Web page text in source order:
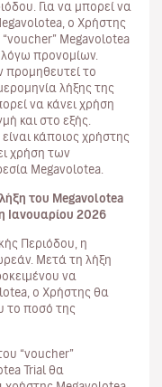
Για να μπορεί να
ο Χρήστης
Megavolotea
προνομίων.
προμηθευτεί το
λήξης της
να κάνει χρήση
και στο εξής.
κάποιος χρήστης
χρήση των
Megavolotea.
του Megavolotea
Ιανουαρίου 2026
Περιόδου, η
Μετά τη λήξη
να
ο Χρήστης θα
το ποσό της
“voucher”
Trial θα